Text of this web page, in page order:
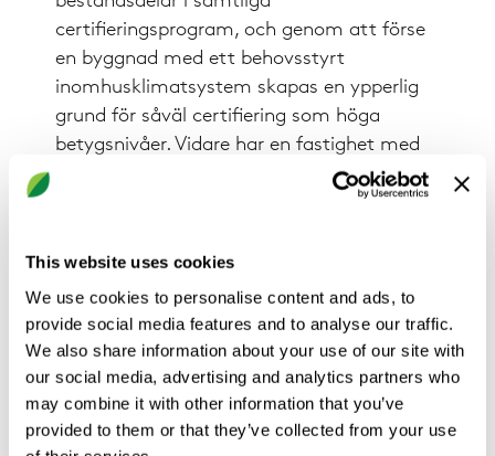
This website uses cookies
We use cookies to personalise content and ads, to
provide social media features and to analyse our traffic.
We also share information about your use of our site with
our social media, advertising and analytics partners who
may combine it with other information that you’ve
provided to them or that they’ve collected from your use
certifieringsprogram, och genom att förse
en byggnad med ett behovsstyrt
inomhusklimatsystem skapas en ypperlig
grund för såväl certifiering som höga
betygsnivåer. Vidare har en fastighet med
god energiklass och som byggts efter en
godkänd miljöcertifiering av tillräckligt hög
finansiering. Även renoveringar, som kanske
inte uppnår de första kriterierna om god
energiklass och hög miljöcertifiering kan
erhålla grön finansiering om den beräknade
årliga energieffektiviseringen uppnår vissa
krav. Som visat ovan, kan ett behovsstyrt
inomhusklimat bidra till betydande